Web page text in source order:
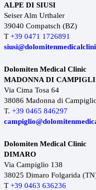
ALPE DI SIUSI
Seiser Alm Urthaler
39040 Compatsch (BZ)
T +39 0471 1726891
Dolomiten Medical Clinic
MADONNA DI
Via Cima Tosa 64
38086 Madonna di
T. +39 0465 846297
Dolomiten Medical Clinic
DIMARO
Via Campiglio 138
38025 Dimaro Folgarida
T +39 0463 636236